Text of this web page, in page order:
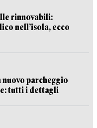
rinnovabili:
nell’isola, ecco
nuovo parcheggio
tutti i dettagli